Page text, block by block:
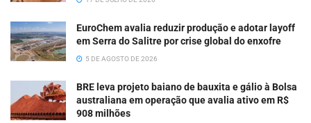
EuroChem avalia reduzir produção e adotar layoff
em Serra do Salitre por crise global do enxofre
5 DE AGOSTO DE 2026
BRE leva projeto baiano de bauxita e gálio à Bolsa
australiana em operação que avalia ativo em R$
908 milhões